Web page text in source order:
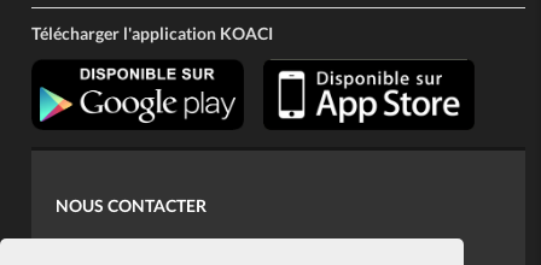
Télécharger l'application KOACI
NOUS CONTACTER